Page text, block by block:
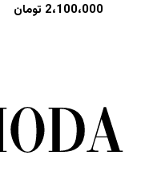
2،100،000 تومان